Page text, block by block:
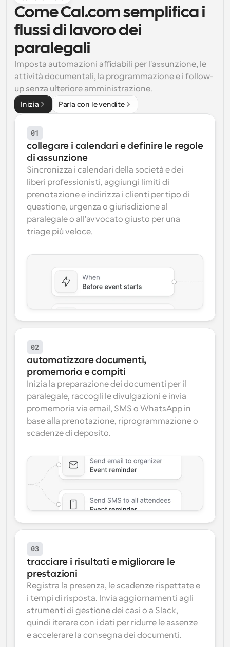
Programmazione potenziata con chiamate
supportate dall'IA
Flussi di lavoro
Automatizzare la pianificazione e i promemoria
Blog
Rimani aggiornato con le ultime notizie e aggiornamenti
Riunioni Instantanee
Incontrare i clienti in pochi minuti
Link di Gruppo Dinamico
Prenota senza sforzo riunioni con più persone
Ricevi una notifica quando succede qualcosa
Come Cal.com semplifica i
flussi di lavoro dei
paralegali
Imposta automazioni affidabili per l'assunzione, le
attività documentali, la programmazione e i follow-
up senza ulteriore amministrazione.
Inizia Parla con le vendite
01
collegare i calendari e definire le regole
di assunzione
Sincronizza i calendari della società e dei
liberi professionisti, aggiungi limiti di
prenotazione e indirizza i clienti per tipo di
questione, urgenza o giurisdizione al
paralegale o all'avvocato giusto per una
triage più veloce.
02
automatizzare documenti,
promemoria e compiti
Inizia la preparazione dei documenti per il
paralegale, raccogli le divulgazioni e invia
promemoria via email, SMS o WhatsApp in
base alla prenotazione, riprogrammazione o
scadenze di deposito.
03
tracciare i risultati e migliorare le
prestazioni
Registra la presenza, le scadenze rispettate e
i tempi di risposta. Invia aggiornamenti agli
strumenti di gestione dei casi o a Slack,
quindi iterare con i dati per ridurre le assenze
e accelerare la consegna dei documenti.